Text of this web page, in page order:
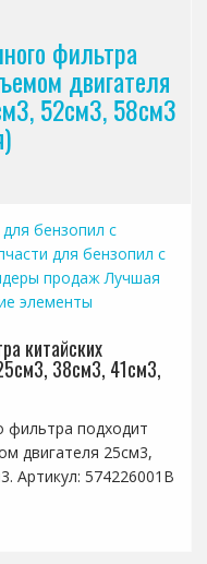
фильтра
двигателя
52см3, 58см3
бензопил с
для бензопил с
продаж Лучшая
элементы
китайских
38см3, 41см3,
фильтра подходит
двигателя 25см3,
Артикул: 574226001B